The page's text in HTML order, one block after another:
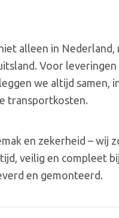
alleen in Nederland,
Voor leveringen
we altijd samen,
transportkosten.
en zekerheid – wij
veilig en compleet
en gemonteerd.